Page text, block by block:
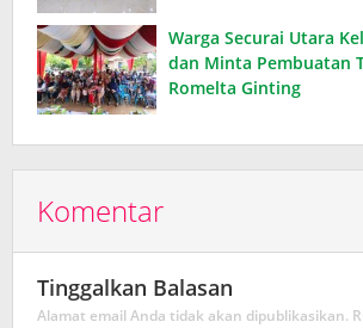
Warga Securai Utara
dan Minta Pembuatan
Romelta Ginting
Komentar
Tinggalkan Balasan
Alamat email Anda tidak akan dipublikasikan.